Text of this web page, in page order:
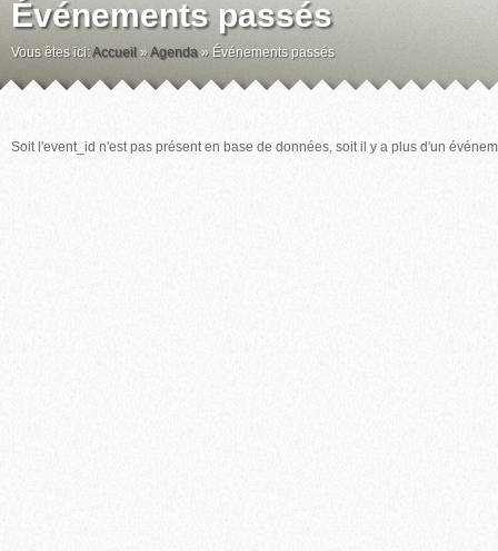
Événements passés
Vous êtes ici:Accueil »Agenda » Événements passés
Soit l'event_id n'est pas présent en base de données, soit il y a plus d'un